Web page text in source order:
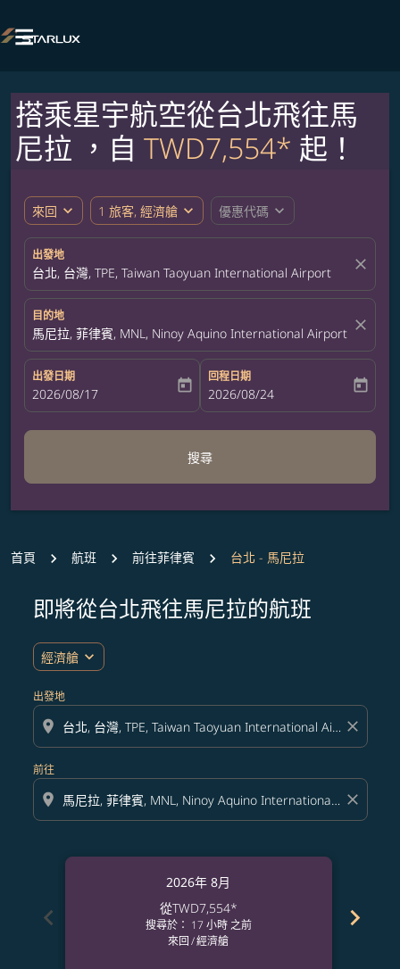

搭乘星宇航空從台北飛往馬
尼拉 ，自 TWD7,554* 起！
來回 expand_more 1 旅客, 經濟艙 expand_more 優惠代碼 expand_more
出發地
台北, 台灣, TPE, Taiwan Taoyuan International Airport close
目的地
馬尼拉, 菲律賓, MNL, Ninoy Aquino International Airport close
出發日期
fc-booking-departure-date-aria-label
2026/08/17 today
回程日期
fc-booking-return-date-aria-label
2026/08/24 today
搜尋
首頁 航班 前往菲律賓 台北 - 馬尼拉
即將從台北飛往馬尼拉的航班
經濟艙 expand_more
出發地
location_on close
前往
location_on close
chevron_left
2026年 8月
從TWD7,554*
搜尋於： 17 小時 之前
來回/經濟艙
chevron_right